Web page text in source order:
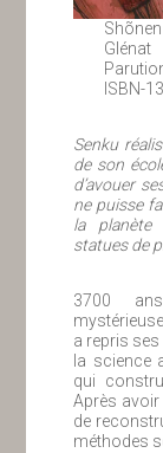
Glénat
ISBN-
Senku
de son
d’avouer
ne puisse
la planète
statues de
3700
a repris
la science
qui
Après avoir
de
méthodes